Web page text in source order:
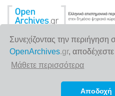
Συνεχίζοντας την περιήγηση
OpenArchives.gr,
Μάθετε περισσότερα
Αποδοχή